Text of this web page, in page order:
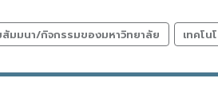
สัมมนา/กิจกรรมของมหาวิทยาลัย เทคโน